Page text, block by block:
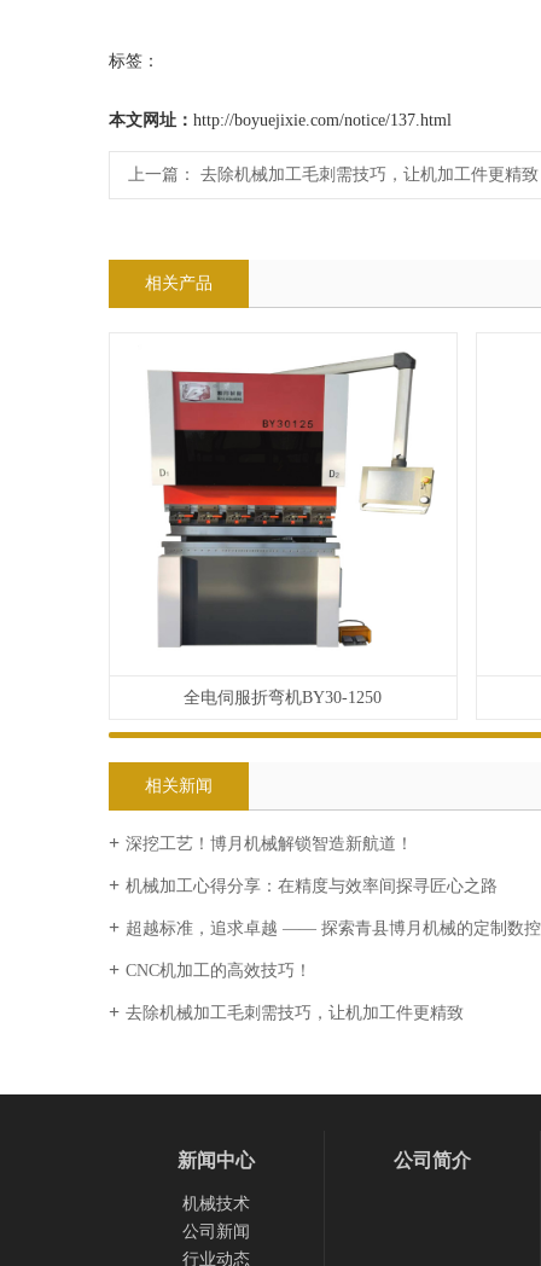
标签：
本文网址： http://boyuejixie.com/notice/137.html
上一篇： 去除机械加工毛刺需技巧，让机加工件更精致
相关产品
全电伺服折弯机BY30-1250
相关新闻
深挖工艺！博月机械解锁智造新航道！
机械加工心得分享：在精度与效率间探寻匠心之路
超越标准，追求卓越 —— 探索青县博月机械的定制数
CNC机加工的高效技巧！
去除机械加工毛刺需技巧，让机加工件更精致
新闻中心
机械技术
公司新闻
行业动态
公司简介